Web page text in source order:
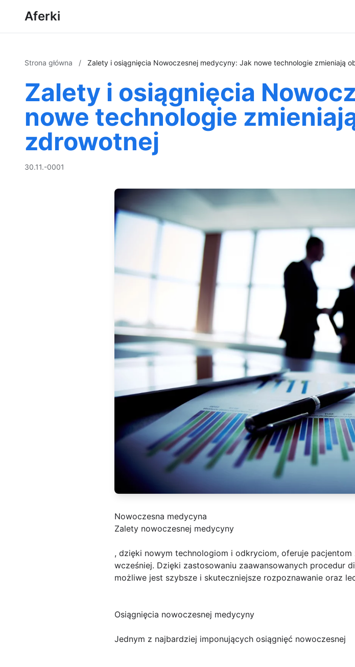
Aferki
Strona główna / Zalety i osiągnięcia Nowoczesnej medycyny: Jak nowe technologie zmieniają
Zalety i osiągnięcia
nowe technologie
zdrowotnej
30.11.-0001
Nowoczesna medycyna
Zalety nowoczesnej medycyny
, dzięki nowym technologiom i odkryciom, oferuje
wcześniej. Dzięki zastosowaniu zaawansowanych procedur
możliwe jest szybsze i skuteczniejsze rozpoznawanie oraz
Osiągnięcia nowoczesnej medycyny
Jednym z najbardziej imponujących osiągnięć nowoczesnej